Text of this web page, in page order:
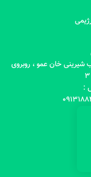
شیرینی خان عمو ، روبروی
: